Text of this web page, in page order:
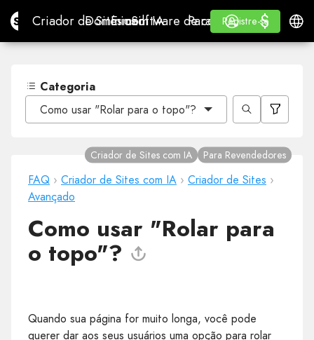
Site.proCriador de Sites com IA
Criador de Sites com IA
Domínios
Domínios
E-mail
E-mailSoftware de contabilidade
Software de contabilidade
Para
Para Revendedores
WHITE LABEL
Aprender
Aprender
Registre-se
Registre-se
Iniciar Sessão
$
$
Categoria
Como usar "Rolar para o topo"?
FAQ › Criador de Sites com IA › Criador de Sites ›
Avançado
Criador de Sites com IA Para Revendedores
Como usar "Rolar para
o topo"?
Quando sua página for muito longa, você pode
querer dar aos seus usuários uma opção para rolar